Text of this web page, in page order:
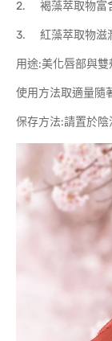
2. 褐藻萃取物富
3. 紅藻萃取物滋
用途:美化唇部與雙
使用方法取適量隨
保存方法:請置於陰